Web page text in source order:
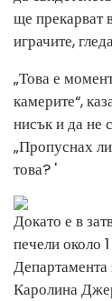
ще прекарват
играчите,
„Това е
камерите“,
нисък и да не
„Пропуснах
това? '
Докато е в
печели около
Департамента
Каролина